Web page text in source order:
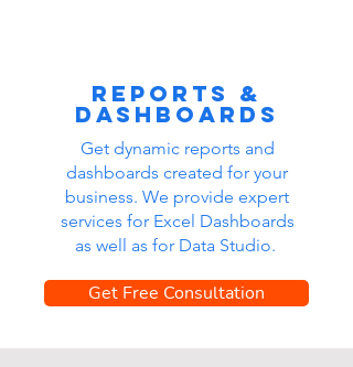
Reports &
dashboards
Get dynamic reports and
dashboards created for your
business. We provide expert
services for Excel Dashboards
as well as for Data Studio.
Get Free Consultation